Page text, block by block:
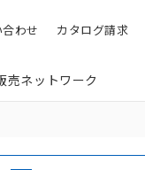
カタログ請求
わせ
売ネットワーク